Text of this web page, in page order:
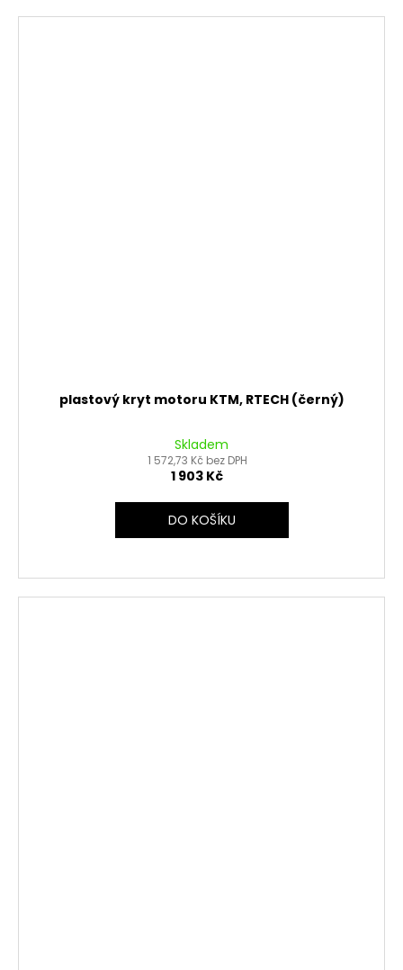
plastový kryt motoru KTM, RTECH (černý)
Skladem
1 572,73 Kč bez DPH
1 903 Kč
DO KOŠÍKU